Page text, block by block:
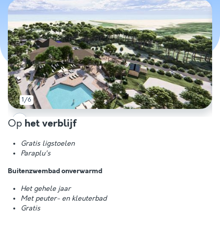
1/6
Op het verblijf
Gratis ligstoelen
Paraplu's
Buitenzwembad onverwarmd
Het gehele jaar
Met peuter- en kleuterbad
Gratis